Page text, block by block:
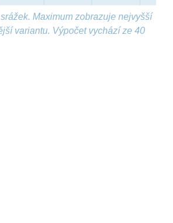
Maximum zobrazuje nejvyšší
variantu. Výpočet vychází ze 40